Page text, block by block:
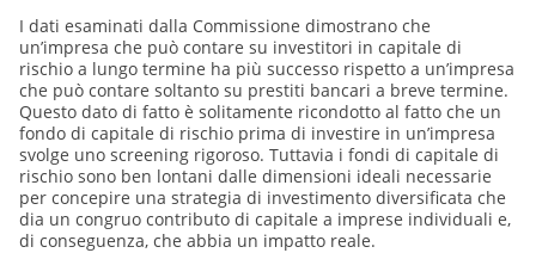
I dati esaminati dalla Commissione dimostrano che
un’impresa che può contare su investitori in capitale di
rischio a lungo termine ha più successo rispetto a un’impresa
che può contare soltanto su prestiti bancari a breve termine.
Questo dato di fatto è solitamente ricondotto al fatto che un
fondo di capitale di rischio prima di investire in un’impresa
svolge uno screening rigoroso. Tuttavia i fondi di capitale di
rischio sono ben lontani dalle dimensioni ideali necessarie
per concepire una strategia di investimento diversificata che
dia un congruo contributo di capitale a imprese individuali e,
di conseguenza, che abbia un impatto reale.